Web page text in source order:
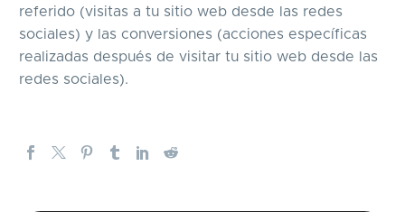
referido (visitas a tu sitio web desde las redes
sociales) y las conversiones (acciones específicas
realizadas después de visitar tu sitio web desde las
redes sociales).